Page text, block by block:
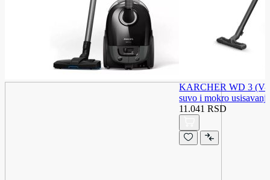
KARCHER WD 3 (V-
suvo i mokro
11.041 RSD